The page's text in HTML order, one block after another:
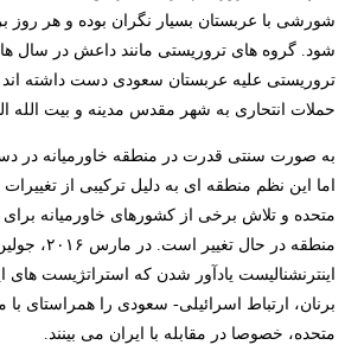
شورشی با عربستان بسیار نگران بوده و هر روز
شود. گروه های تروریستی مانند داعش در سال
تروریستی علیه عربستان سعودی دست داشته اند
حملات انتحاری به شهر مقدس مدینه و بیت الله
به صورت سنتی قدرت در منطقه خاورمیانه در
اما این نظم منطقه ای به دلیل ترکیبی از تغییرات
متحده و تلاش برخی از کشورهای خاورمیانه
منطقه در حال
اینترنشنالیست یادآور شدن که استراتژیست های
برنان، ارتباط اسرائیلی- سعودی را همراستای با
متحده، خصوصا در مقابله با ایران می بینند.